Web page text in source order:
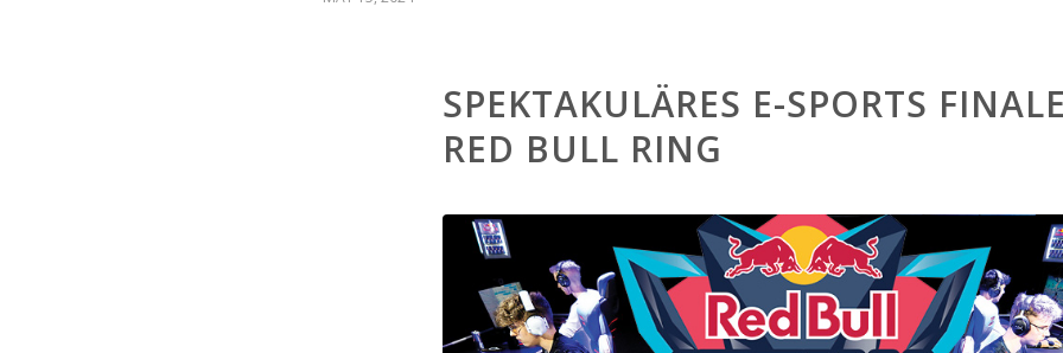
SPEKTAKULÄRES E-SPORTS
RED BULL RING